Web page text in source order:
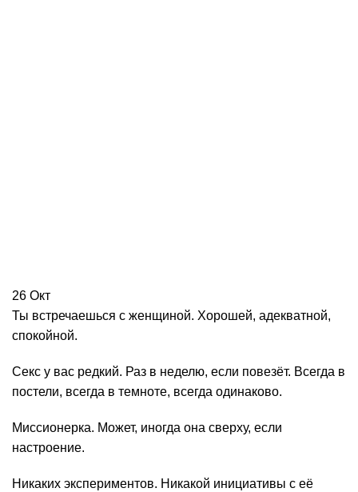
26 Окт
Ты встречаешься с женщиной. Хорошей, адекватной,
спокойной.
Секс у вас редкий. Раз в неделю, если повезёт. Всегда в
постели, всегда в темноте, всегда одинаково.
Миссионерка. Может, иногда она сверху, если
настроение.
Никаких экспериментов. Никакой инициативы с её